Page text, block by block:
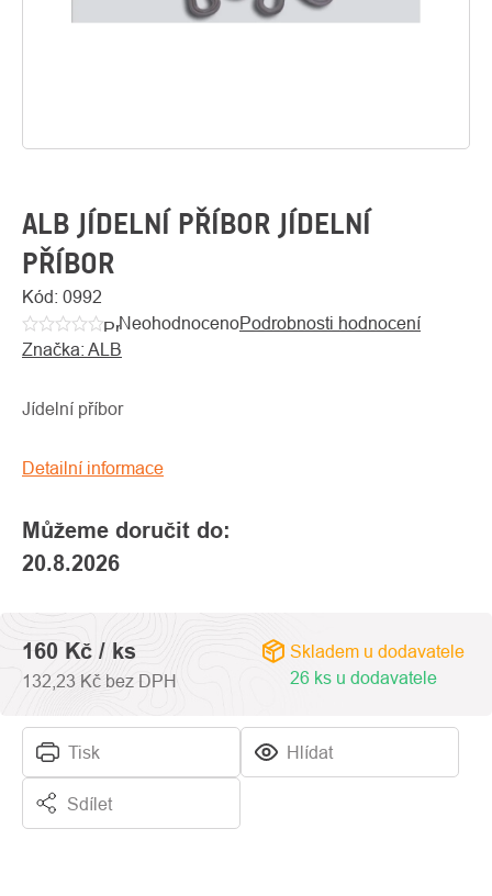
ALB JÍDELNÍ PŘÍBOR JÍDELNÍ
PŘÍBOR
Kód: 0992
Průměrné
hodnocení
je
z
NeohodnocenoPodrobnosti hodnocení
Značka: ALB
Můžeme doručit do:
20.8.2026
Jídelní příbor
Detailní informace
Tisk Hlídat
Sdílet
160 Kč / ks
132,23 Kč bez DPH
Skladem u dodavatele
26 ks u dodavatele